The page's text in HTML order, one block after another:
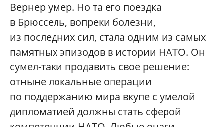
Вернер умер. Но та его поездка
в Брюссель, вопреки болезни,
из последних сил, стала одним из самых
памятных эпизодов в истории НАТО. Он
сумел-таки продавить свое решение:
отныне локальные операции
по поддержанию мира вкупе с умелой
дипломатией должны стать сферой